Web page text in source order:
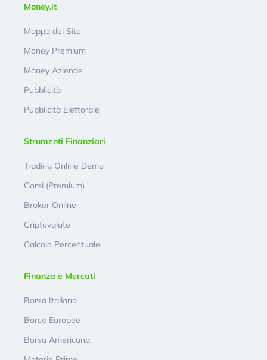
Money.it
Mappa del Sito
Money Premium
Money Aziende
Pubblicità
Pubblicità Elettorale
Strumenti Finanziari
Trading Online Demo
Corsi (Premium)
Broker Online
Criptovalute
Calcolo Percentuale
Finanza e Mercati
Borsa Italiana
Borse Europee
Borsa Americana